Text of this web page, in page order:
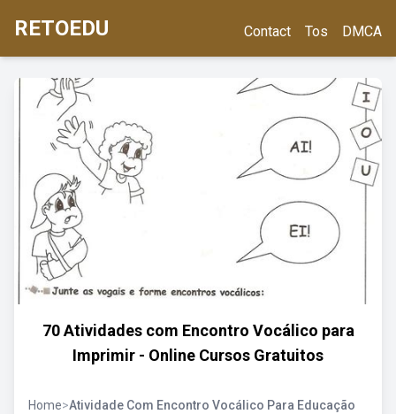
RETOEDU Contact Tos DMCA
70 Atividades com Encontro Vocálico para
Imprimir - Online Cursos Gratuitos
Home>Atividade Com Encontro Vocálico Para Educação